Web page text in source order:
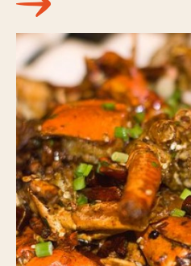
LE CLUB PIMENTERIE
Nos actus pimentées
Pour aller plus loin
POINTS DE VENTE